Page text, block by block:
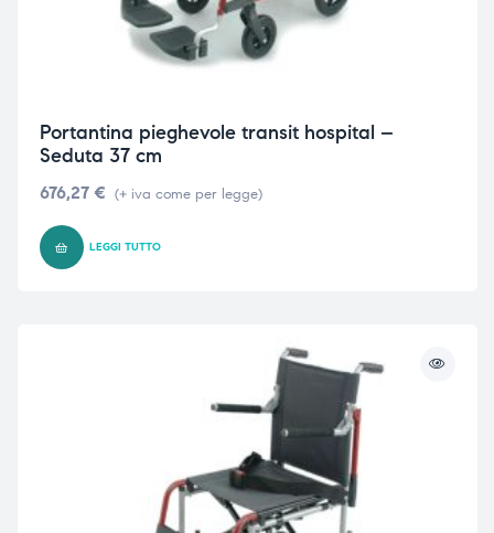
Portantina pieghevole transit hospital –
Seduta 37 cm
676,27 € (+ iva come per legge)
LEGGI TUTTO